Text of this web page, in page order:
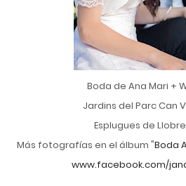
Boda de Ana Mari +
Jardins del Parc Can
Esplugues de
Más fotografías en el álbum "Boda
www.facebook.com/